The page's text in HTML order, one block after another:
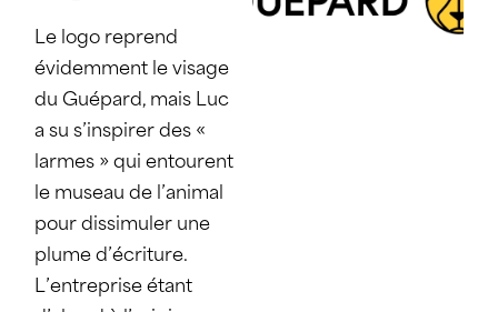
Le logo reprend
évidemment le visage
du Guépard, mais Luc
a su s’inspirer des «
larmes » qui entourent
le museau de l’animal
pour dissimuler une
plume d’écriture.
L’entreprise étant